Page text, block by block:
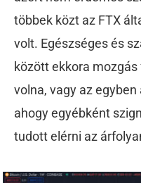
többek közt az FTX
volt. Egészséges és
között ekkora
volna, vagy az
ahogy egyébként
tudott elérni az